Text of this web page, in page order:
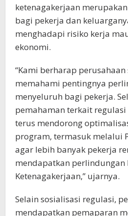
ketenagakerjaan
bagi pekerja dan
menghadapi risiko kerja
ekonomi.
“Kami berharap perusahaan
memahami pentingnya
menyeluruh bagi pekerja.
pemahaman terkait
terus mendorong
program, termasuk melalui
agar lebih banyak pekerja
mendapatkan perlindungan
Ketenagakerjaan,” ujarnya.
Selain sosialisasi regulasi,
mendapatkan pemaparan